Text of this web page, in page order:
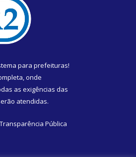
para prefeituras!
onde
as exigências das
atendidas.
Pública